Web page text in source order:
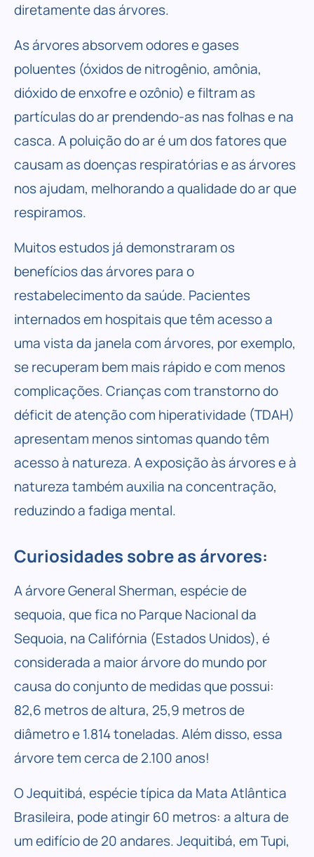
diretamente das árvores.
As árvores absorvem odores e gases
poluentes (óxidos de nitrogênio, amônia,
dióxido de enxofre e ozônio) e filtram as
partículas do ar prendendo-as nas folhas e na
casca. A poluição do ar é um dos fatores que
causam as doenças respiratórias e as árvores
nos ajudam, melhorando a qualidade do ar que
respiramos.
Muitos estudos já demonstraram os
benefícios das árvores para o
restabelecimento da saúde. Pacientes
internados em hospitais que têm acesso a
uma vista da janela com árvores, por exemplo,
se recuperam bem mais rápido e com menos
complicações. Crianças com transtorno do
déficit de atenção com hiperatividade (TDAH)
apresentam menos sintomas quando têm
acesso à natureza. A exposição às árvores e à
natureza também auxilia na concentração,
reduzindo a fadiga mental.
Curiosidades sobre as árvores:
A árvore General Sherman, espécie de
sequoia, que fica no Parque Nacional da
Sequoia, na Califórnia (Estados Unidos), é
considerada a maior árvore do mundo por
causa do conjunto de medidas que possui:
82,6 metros de altura, 25,9 metros de
diâmetro e 1.814 toneladas. Além disso, essa
árvore tem cerca de 2.100 anos!
O Jequitibá, espécie típica da Mata Atlântica
Brasileira, pode atingir 60 metros: a altura de
um edifício de 20 andares. Jequitibá, em Tupi,